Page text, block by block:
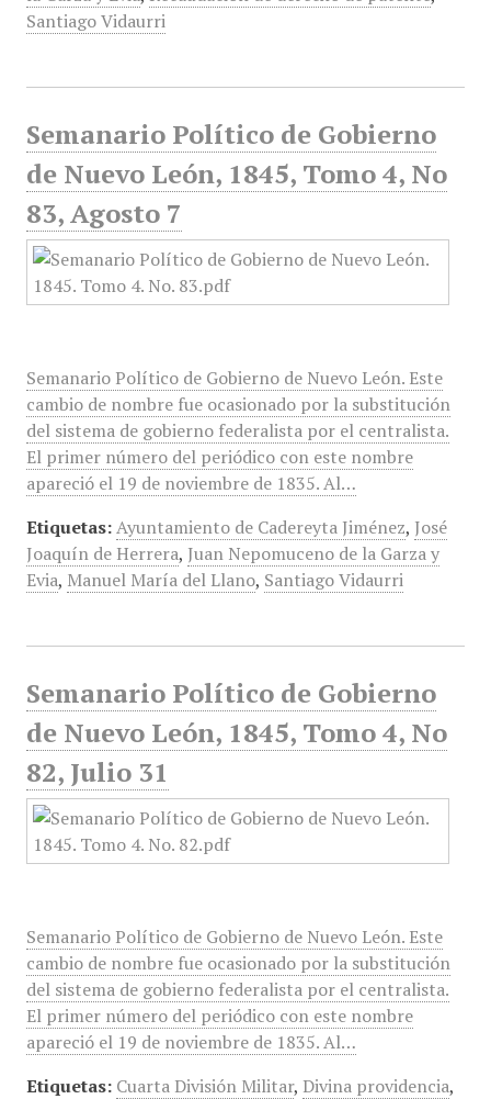
Santiago Vidaurri
Semanario Político de Gobierno
de Nuevo León, 1845, Tomo 4, No
83, Agosto 7
Semanario Político de Gobierno de Nuevo León. Este
cambio de nombre fue ocasionado por la substitución
del sistema de gobierno federalista por el centralista.
El primer número del periódico con este nombre
apareció el 19 de noviembre de 1835. Al…
Etiquetas: Ayuntamiento de Cadereyta Jiménez, José
Joaquín de Herrera, Juan Nepomuceno de la Garza y
Evia, Manuel María del Llano, Santiago Vidaurri
Semanario Político de Gobierno
de Nuevo León, 1845, Tomo 4, No
82, Julio 31
Semanario Político de Gobierno de Nuevo León. Este
cambio de nombre fue ocasionado por la substitución
del sistema de gobierno federalista por el centralista.
El primer número del periódico con este nombre
apareció el 19 de noviembre de 1835. Al…
Etiquetas: Cuarta División Militar, Divina providencia,